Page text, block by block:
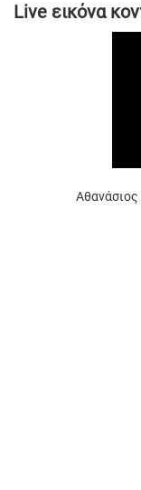
Live εικόνα